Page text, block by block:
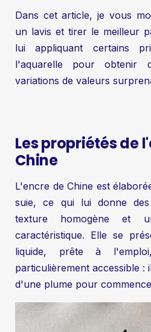
Dans cet article, je vous
un lavis et tirer le meilleur
lui appliquant certains
l'aquarelle pour obtenir
variations de valeurs
Les propriétés de
Chine
L'encre de Chine est
suie, ce qui lui donne
texture homogène et
caractéristique. Elle se
liquide, prête à
particulièrement accessible
d'une plume pour